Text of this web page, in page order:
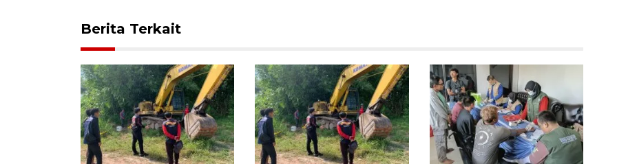
Berita Terkait
tumbuh 5,29 persen
2026-08-06 18:45:00